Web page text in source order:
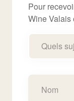
Pour
Wine Valais
Quels